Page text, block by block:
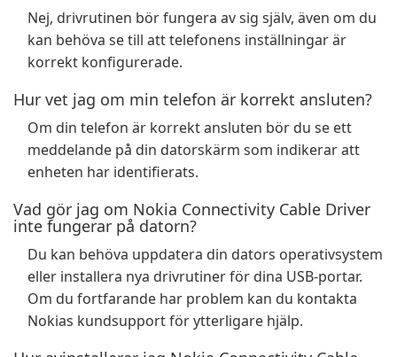
Nej, drivrutinen bör fungera av sig själv, även om du
kan behöva se till att telefonens inställningar är
korrekt konfigurerade.
Hur vet jag om min telefon är korrekt ansluten?
Om din telefon är korrekt ansluten bör du se ett
meddelande på din datorskärm som indikerar att
enheten har identifierats.
Vad gör jag om Nokia Connectivity Cable Driver
inte fungerar på datorn?
Du kan behöva uppdatera din dators operativsystem
eller installera nya drivrutiner för dina USB-portar.
Om du fortfarande har problem kan du kontakta
Nokias kundsupport för ytterligare hjälp.